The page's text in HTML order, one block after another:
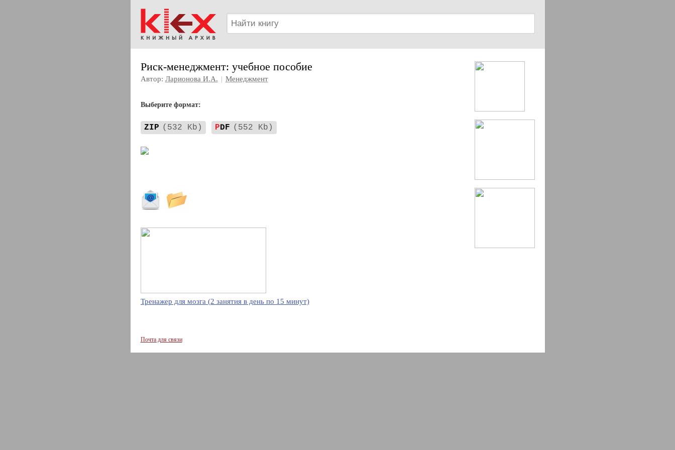
Риск-менеджмент: учебное пособие
Автор: Ларионова И.А. | Менеджмент
Выберите формат:
ZIP (532 Kb) PDF (552 Kb)
Тренажер для мозга (2 занятия в день по 15 минут)
Почта для связи